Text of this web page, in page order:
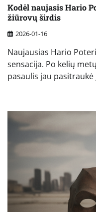
Kodėl naujasis Hario
žiūrovų širdis
2026-01-16
Naujausias Hario
sensacija. Po kelių
pasaulis jau